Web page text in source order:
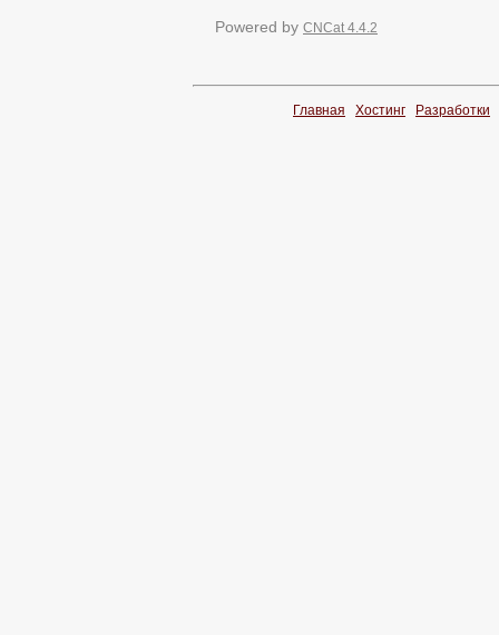
Powered by CNCat 4.4.2
Главная Хостинг Разработки